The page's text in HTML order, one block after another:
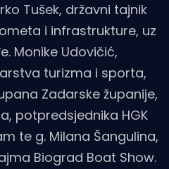
Tušek, državni tajnik
i infrastrukture, uz
Monike Udovičić,
turizma i sporta,
Zadarske županije,
potpredsjednika HGK
te g. Milana Šangulina,
Biograd Boat Show.